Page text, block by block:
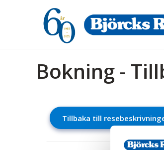
Bokning -
Tillbaka till